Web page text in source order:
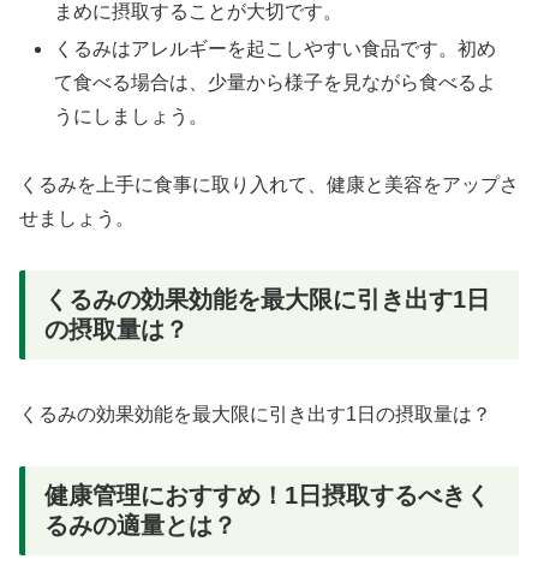
まめに摂取することが大切です。
くるみはアレルギーを起こしやすい食品です。初め
て食べる場合は、少量から様子を見ながら食べるよ
うにしましょう。
くるみを上手に食事に取り入れて、健康と美容をアップさ
せましょう。
くるみの効果効能を最大限に引き出す1日
の摂取量は？
くるみの効果効能を最大限に引き出す1日の摂取量は？
健康管理におすすめ！1日摂取するべきく
るみの適量とは？